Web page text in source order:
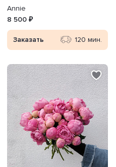
Annie
8 500 ₽
Заказать 120 мин.